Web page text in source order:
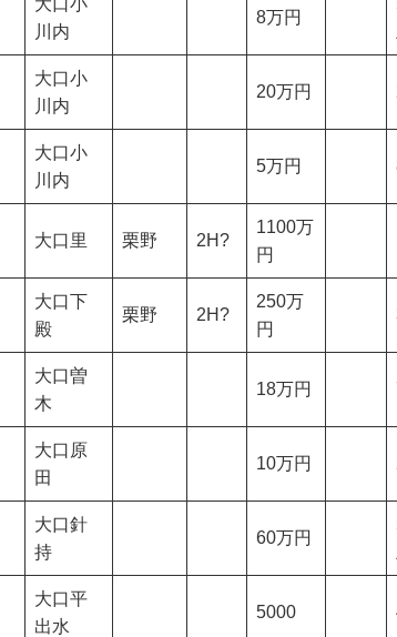
川内
8万円
大口小
川内
20万円
大口小
川内
5万円
大口里 栗野 2H?
1100万
円
大口下
殿
栗野 2H?
250万
円
大口曽
木
18万円
大口原
田
10万円
大口針
持
60万円
大口平
出水
5000